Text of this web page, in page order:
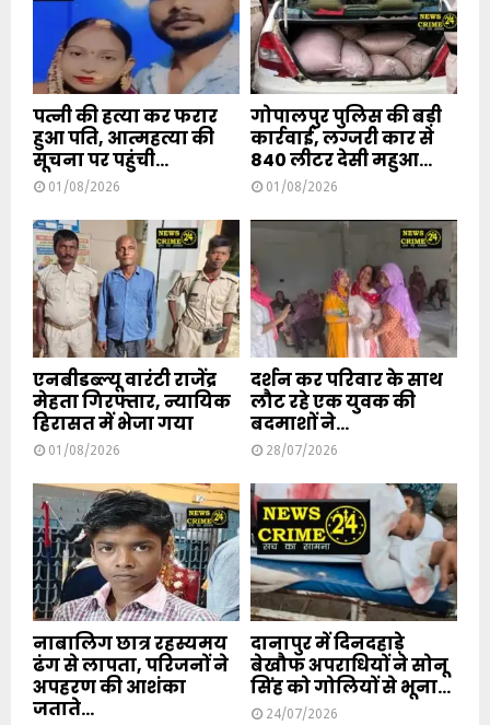
पत्नी की हत्या कर फरार
हुआ पति, आत्महत्या की
सूचना पर पहुंची...
01/08/2026
गोपालपुर पुलिस की बड़ी
कार्रवाई, लग्जरी कार से
840 लीटर देसी महुआ...
01/08/2026
एनबीडब्ल्यू वारंटी राजेंद्र
मेहता गिरफ्तार, न्यायिक
हिरासत में भेजा गया
01/08/2026
दर्शन कर परिवार के साथ
लौट रहे एक युवक की
बदमाशों ने...
28/07/2026
नाबालिग छात्र रहस्यमय
ढंग से लापता, परिजनों ने
अपहरण की आशंका
जताते...
दानापुर में दिनदहाड़े
बेखौफ अपराधियों ने सोनू
सिंह को गोलियों से भूना...
24/07/2026